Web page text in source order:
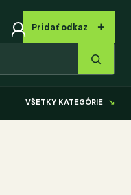
Pridať odkaz ＋
VŠETKY KATEGÓRIE ↘